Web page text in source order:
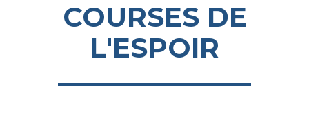
COURSES DE
L'ESPOIR